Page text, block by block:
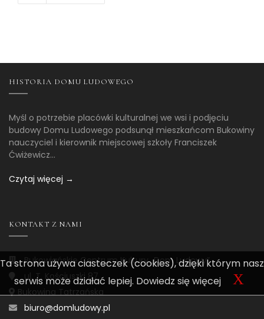
HISTORIA DOMU LUDOWEGO
Myśl o potrzebie placówki kulturalnej we wsi i podjęciu
budowy Domu Ludowego podsunął mieszkańcom Bukowiny
nauczyciel i kierownik miejscowej szkoły Franciszek
Ćwiżewicz...
Czytaj więcej →
KONTAKT Z NAMI
Bukowiańskie Centrum Kultury „Dom Ludowy”
ul. T. Kościuszki 87
Bukowina Tatrzańska
biuro@domludowy.pl
Ta strona używa ciasteczek (cookies), dzięki którym nasz
serwis może działać lepiej. Dowiedz się więcej X